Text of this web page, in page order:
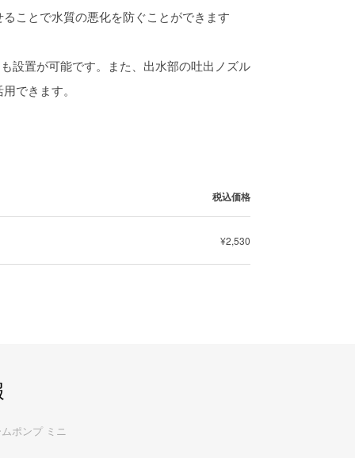
ことで水質の悪化を防ぐことができます
設置が可能です。また、出水部の吐出ノズル
できます。
税込価格
¥2,530
ポンプ ミニ